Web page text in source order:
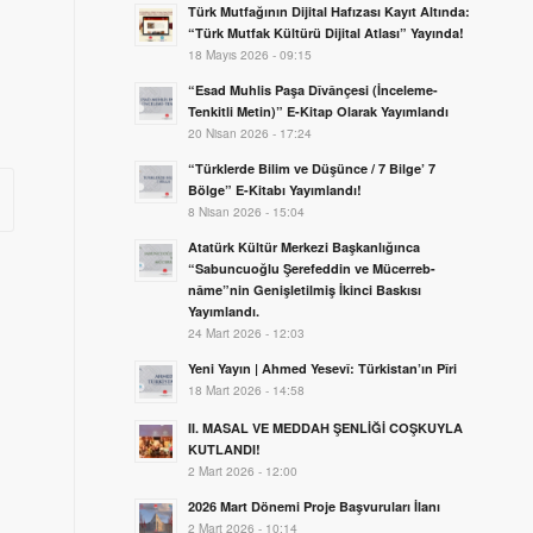
Türk Mutfağının Dijital Hafızası Kayıt Altında:
“Türk Mutfak Kültürü Dijital Atlası” Yayında!
18 Mayıs 2026 - 09:15
“Esad Muhlis Paşa Dîvânçesi (İnceleme-
Tenkitli Metin)” E-Kitap Olarak Yayımlandı
20 Nisan 2026 - 17:24
“Türklerde Bilim ve Düşünce / 7 Bilge’ 7
Bölge” E-Kitabı Yayımlandı!
8 Nisan 2026 - 15:04
Atatürk Kültür Merkezi Başkanlığınca
“Sabuncuoğlu Şerefeddin ve Mücerreb-
nâme”nin Genişletilmiş İkinci Baskısı
Yayımlandı.
24 Mart 2026 - 12:03
Yeni Yayın | Ahmed Yesevî: Türkistan’ın Pîri
18 Mart 2026 - 14:58
II. MASAL VE MEDDAH ŞENLİĞİ COŞKUYLA
KUTLANDI!
2 Mart 2026 - 12:00
2026 Mart Dönemi Proje Başvuruları İlanı
2 Mart 2026 - 10:14